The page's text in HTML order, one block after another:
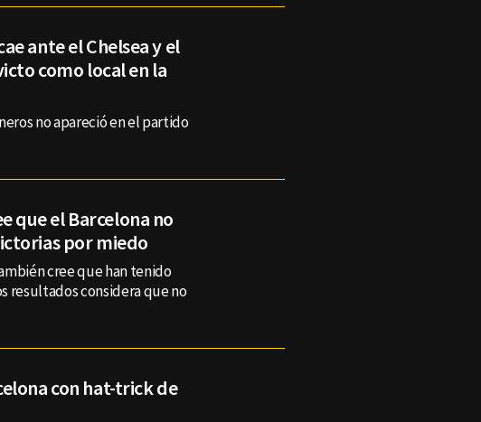
ante el Chelsea y el
como local en la
no apareció en el partido
que el Barcelona no
por miedo
cree que han tenido
resultados considera que no
con hat-trick de